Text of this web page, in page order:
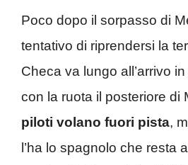
Poco dopo il sorpasso di
tentativo di riprendersi la
Checa va lungo all’arrivo
con la ruota il posteriore di
piloti volano fuori pista,
l’ha lo spagnolo che resta